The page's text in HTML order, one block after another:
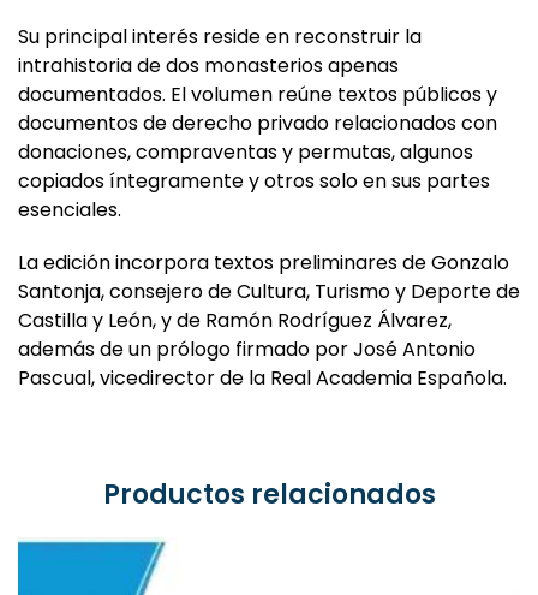
Su principal interés reside en reconstruir la
intrahistoria de dos monasterios apenas
documentados. El volumen reúne textos públicos y
documentos de derecho privado relacionados con
donaciones, compraventas y permutas, algunos
copiados íntegramente y otros solo en sus partes
esenciales.
La edición incorpora textos preliminares de Gonzalo
Santonja, consejero de Cultura, Turismo y Deporte de
Castilla y León, y de Ramón Rodríguez Álvarez,
además de un prólogo firmado por José Antonio
Pascual, vicedirector de la Real Academia Española.
Productos relacionados